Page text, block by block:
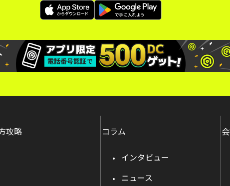
攻略 コラム
インタビュー
ニュース